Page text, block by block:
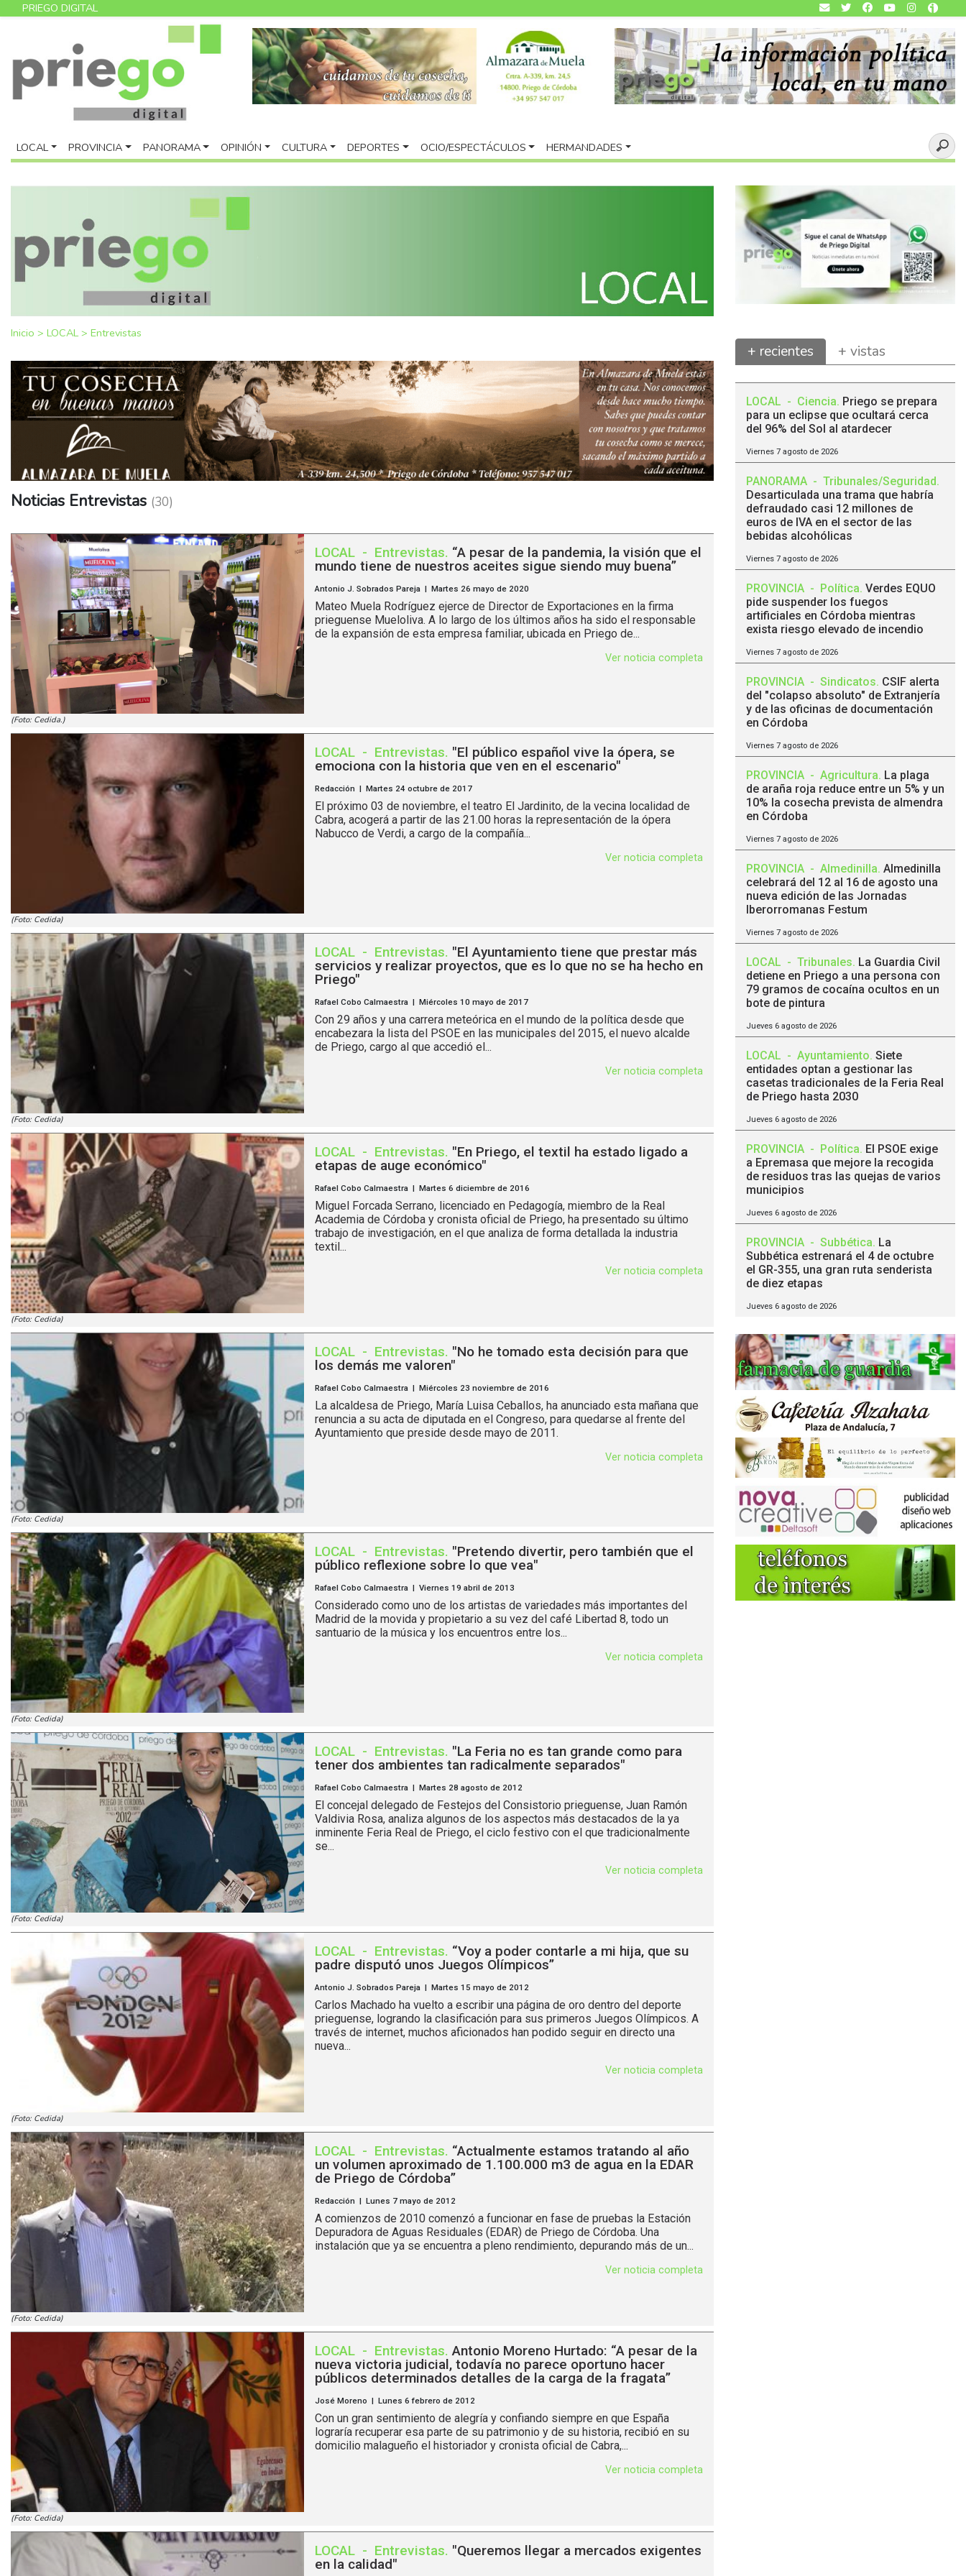
PRIEGO DIGITAL
LOCAL PROVINCIA PANORAMA OPINIÓN CULTURA DEPORTES OCIO/ESPECTÁCULOS HERMANDADES
Inicio > LOCAL > Entrevistas
Noticias Entrevistas (30)
(Foto: Cedida.)
LOCAL - Entrevistas. “A pesar de la pandemia, la visión que el
mundo tiene de nuestros aceites sigue siendo muy buena”
Antonio J. Sobrados Pareja | Martes 26 mayo de 2020
Mateo Muela Rodríguez ejerce de Director de Exportaciones en la firma
prieguense Mueloliva. A lo largo de los últimos años ha sido el responsable
de la expansión de esta empresa familiar, ubicada en Priego de...
Ver noticia completa
(Foto: Cedida)
LOCAL - Entrevistas. "El público español vive la ópera, se
emociona con la historia que ven en el escenario"
Redacción | Martes 24 octubre de 2017
El próximo 03 de noviembre, el teatro El Jardinito, de la vecina localidad de
Cabra, acogerá a partir de las 21.00 horas la representación de la ópera
Nabucco de Verdi, a cargo de la compañía...
Ver noticia completa
(Foto: Cedida)
LOCAL - Entrevistas. "El Ayuntamiento tiene que prestar más
servicios y realizar proyectos, que es lo que no se ha hecho en
Priego"
Rafael Cobo Calmaestra | Miércoles 10 mayo de 2017
Con 29 años y una carrera meteórica en el mundo de la política desde que
encabezara la lista del PSOE en las municipales del 2015, el nuevo alcalde
de Priego, cargo al que accedió el...
Ver noticia completa
(Foto: Cedida)
LOCAL - Entrevistas. "En Priego, el textil ha estado ligado a
etapas de auge económico"
Rafael Cobo Calmaestra | Martes 6 diciembre de 2016
Miguel Forcada Serrano, licenciado en Pedagogía, miembro de la Real
Academia de Córdoba y cronista oficial de Priego, ha presentado su último
trabajo de investigación, en el que analiza de forma detallada la industria
textil...
Ver noticia completa
(Foto: Cedida)
LOCAL - Entrevistas. "No he tomado esta decisión para que
los demás me valoren"
Rafael Cobo Calmaestra | Miércoles 23 noviembre de 2016
La alcaldesa de Priego, María Luisa Ceballos, ha anunciado esta mañana que
renuncia a su acta de diputada en el Congreso, para quedarse al frente del
Ayuntamiento que preside desde mayo de 2011.
Ver noticia completa
(Foto: Cedida)
LOCAL - Entrevistas. "Pretendo divertir, pero también que el
público reflexione sobre lo que vea"
Rafael Cobo Calmaestra | Viernes 19 abril de 2013
Considerado como uno de los artistas de variedades más importantes del
Madrid de la movida y propietario a su vez del café Libertad 8, todo un
santuario de la música y los encuentros entre los...
Ver noticia completa
(Foto: Cedida)
LOCAL - Entrevistas. "La Feria no es tan grande como para
tener dos ambientes tan radicalmente separados"
Rafael Cobo Calmaestra | Martes 28 agosto de 2012
El concejal delegado de Festejos del Consistorio prieguense, Juan Ramón
Valdivia Rosa, analiza algunos de los aspectos más destacados de la ya
inminente Feria Real de Priego, el ciclo festivo con el que tradicionalmente
se...
Ver noticia completa
(Foto: Cedida)
LOCAL - Entrevistas. “Voy a poder contarle a mi hija, que su
padre disputó unos Juegos Olímpicos”
Antonio J. Sobrados Pareja | Martes 15 mayo de 2012
Carlos Machado ha vuelto a escribir una página de oro dentro del deporte
prieguense, logrando la clasificación para sus primeros Juegos Olímpicos. A
través de internet, muchos aficionados han podido seguir en directo una
nueva...
Ver noticia completa
(Foto: Cedida)
LOCAL - Entrevistas. “Actualmente estamos tratando al año
un volumen aproximado de 1.100.000 m3 de agua en la EDAR
de Priego de Córdoba”
Redacción | Lunes 7 mayo de 2012
A comienzos de 2010 comenzó a funcionar en fase de pruebas la Estación
Depuradora de Aguas Residuales (EDAR) de Priego de Córdoba. Una
instalación que ya se encuentra a pleno rendimiento, depurando más de un...
Ver noticia completa
(Foto: Cedida)
LOCAL - Entrevistas. Antonio Moreno Hurtado: “A pesar de la
nueva victoria judicial, todavía no parece oportuno hacer
públicos determinados detalles de la carga de la fragata”
José Moreno | Lunes 6 febrero de 2012
Con un gran sentimiento de alegría y confiando siempre en que España
lograría recuperar esa parte de su patrimonio y de su historia, recibió en su
domicilio malagueño el historiador y cronista oficial de Cabra,...
Ver noticia completa
LOCAL - Entrevistas. "Queremos llegar a mercados exigentes
en la calidad"
+ recientes + vistas
LOCAL - Ciencia. Priego se prepara
para un eclipse que ocultará cerca
del 96% del Sol al atardecer
Viernes 7 agosto de 2026
PANORAMA - Tribunales/Seguridad.
Desarticulada una trama que habría
defraudado casi 12 millones de
euros de IVA en el sector de las
bebidas alcohólicas
Viernes 7 agosto de 2026
PROVINCIA - Política. Verdes EQUO
pide suspender los fuegos
artificiales en Córdoba mientras
exista riesgo elevado de incendio
Viernes 7 agosto de 2026
PROVINCIA - Sindicatos. CSIF alerta
del "colapso absoluto" de Extranjería
y de las oficinas de documentación
en Córdoba
Viernes 7 agosto de 2026
PROVINCIA - Agricultura. La plaga
de araña roja reduce entre un 5% y un
10% la cosecha prevista de almendra
en Córdoba
Viernes 7 agosto de 2026
PROVINCIA - Almedinilla. Almedinilla
celebrará del 12 al 16 de agosto una
nueva edición de las Jornadas
Iberorromanas Festum
Viernes 7 agosto de 2026
LOCAL - Tribunales. La Guardia Civil
detiene en Priego a una persona con
79 gramos de cocaína ocultos en un
bote de pintura
Jueves 6 agosto de 2026
LOCAL - Ayuntamiento. Siete
entidades optan a gestionar las
casetas tradicionales de la Feria Real
de Priego hasta 2030
Jueves 6 agosto de 2026
PROVINCIA - Política. El PSOE exige
a Epremasa que mejore la recogida
de residuos tras las quejas de varios
municipios
Jueves 6 agosto de 2026
PROVINCIA - Subbética. La
Subbética estrenará el 4 de octubre
el GR-355, una gran ruta senderista
de diez etapas
Jueves 6 agosto de 2026